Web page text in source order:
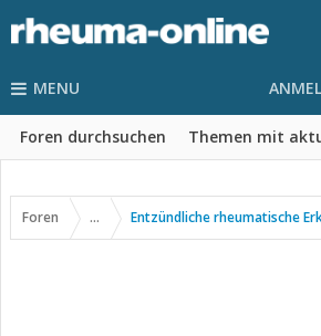
MENU
Foren durchsuchen Themen mit
Foren ... Entzündliche rheumatische